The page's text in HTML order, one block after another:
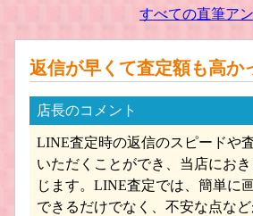
トミーテック 鉄道コレクション 買取 ワ
すべての直筆ア
返信が早くて査定額も高か
店長のコメント
LINE査定時の返信のスピードや
いただくことができ、当店にお
じます。LINE査定では、簡単に
できるだけでなく、不安な点な